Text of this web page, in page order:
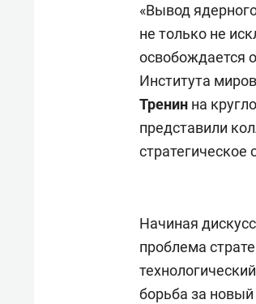
«Вывод
не только не
освобождается
Института
Тренин на
представили
Начиная
проблема
борьба за